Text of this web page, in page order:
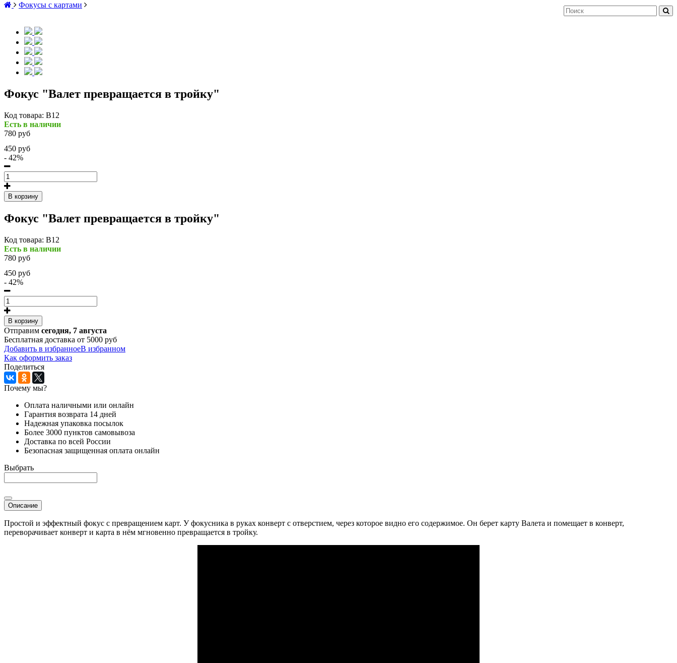
Фокусы с картами
Фокус "Валет превращается в тройку"
Код товара: В12
Есть в наличии
780 руб
450 руб
- 42%
В корзину
Фокус "Валет превращается в тройку"
Код товара: В12
Есть в наличии
780 руб
450 руб
- 42%
В корзину
Отправим сегодня, 7 августа
Бесплатная доставка от 5000 руб
Добавить в избранноеВ избранном
Как оформить заказ
Поделиться
Почему мы?
Оплата наличными или онлайн
Гарантия возврата 14 дней
Надежная упаковка посылок
Более 3000 пунктов самовывоза
Доставка по всей России
Безопасная защищенная оплата онлайн
Выбрать
Описание
Простой и эффектный фокус с превращением карт. У фокусника в руках конверт с отверстием, через которое видно его содержимое. Он берет карту Валета и помещает в конверт,
переворачивает конверт и карта в нём мгновенно превращается в тройку.